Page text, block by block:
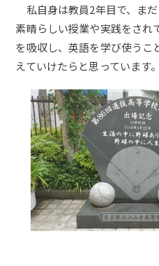
私自身は教員2年目で、ま
素晴らしい授業や実践をされ
を吸収し、英語を学び使うこ
えていけたらと思っています。